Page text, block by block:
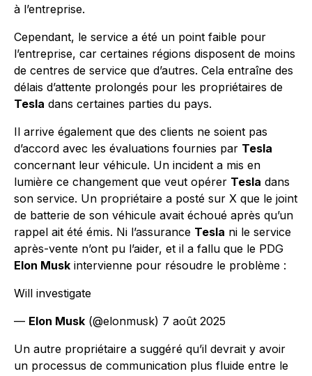
à l’entreprise.
Cependant, le service a été un point faible pour
l’entreprise, car certaines régions disposent de moins
de centres de service que d’autres. Cela entraîne des
délais d’attente prolongés pour les propriétaires de
Tesla dans certaines parties du pays.
Il arrive également que des clients ne soient pas
d’accord avec les évaluations fournies par Tesla
concernant leur véhicule. Un incident a mis en
lumière ce changement que veut opérer Tesla dans
son service. Un propriétaire a posté sur X que le joint
de batterie de son véhicule avait échoué après qu’un
rappel ait été émis. Ni l’assurance Tesla ni le service
après-vente n’ont pu l’aider, et il a fallu que le PDG
Elon Musk intervienne pour résoudre le problème :
Will investigate
— Elon Musk (@elonmusk) 7 août 2025
Un autre propriétaire a suggéré qu’il devrait y avoir
un processus de communication plus fluide entre le